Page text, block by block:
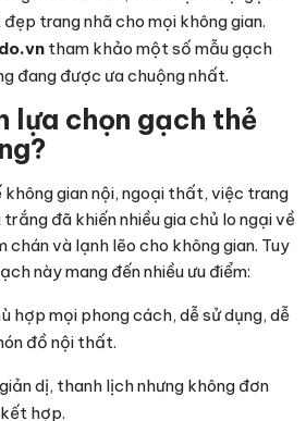
trang nhã cho mọi không gian.
tham khảo một số mẫu gạch
đang được ưa chuộng nhất.
lựa chọn gạch thẻ
gian nội, ngoại thất, việc trang
trắng đã khiến nhiều gia chủ lo ngại về
chán và lạnh lẽo cho không gian. Tuy
này mang đến nhiều ưu điểm:
hợp mọi phong cách, dễ sử dụng, dễ
đồ nội thất.
dị, thanh lịch nhưng không đơn
hợp.